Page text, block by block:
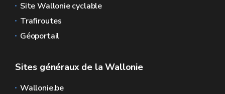
Site Wallonie cyclable
Trafiroutes
Géoportail
Sites généraux de la Wallonie
Wallonie.be